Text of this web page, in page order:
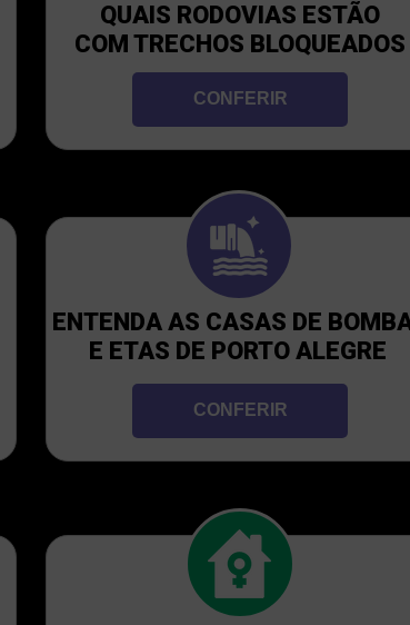
ENTENDA AS CASAS DE
E ETAS DE PORTO ALEGRE
CONFERIR
QUAIS RODOVIAS ESTÃO
COM TRECHOS BLOQUEADOS
CONFERIR